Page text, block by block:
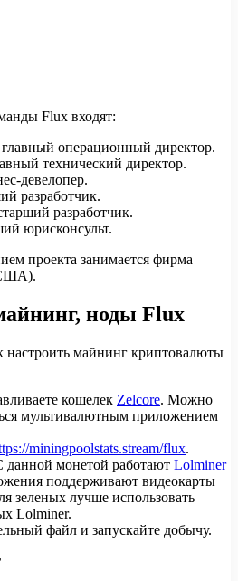
Flux входят:
операционный директор.
технический директор.
девелопер.
разработчик.
разработчик.
юрисконсульт.
проекта занимается фирма
ноды Flux
настроить майнинг криптовалюты
кошелек Zelcore. Можно
мультивалютным приложением
miningpoolstats.stream/flux.
монетой работают Lolminer
поддерживают видеокарты
зеленых лучше использовать
Lolminer.
файл и запускайте добычу.